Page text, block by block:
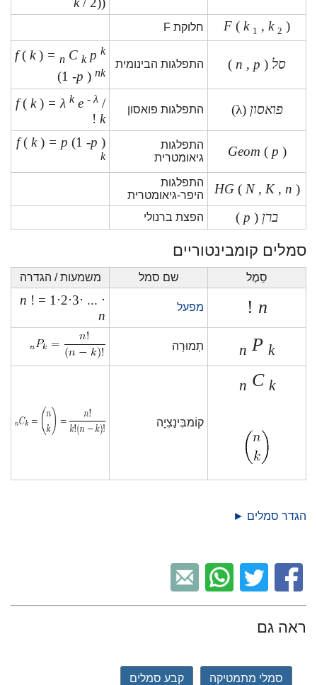
F ( k 1 , k 2 חלוקת F
סל(
n , p
) התפלגות הבינומית
f (k ) = nCkp
(1-p )nk
פואסון(λ) התפלגות פואסון f (k ) = λ ke- λ
!
Geom( p)
התפלגות
גיאומטרית
f (k ) = p(1-p
HG(N ,K , n)
התפלגות
היפר-גיאומטרית
ברן(
p
) הפצת ברנולי
סמלים קומבינטוריים
סֵמֶל שם סמל משמעות / הגדרה
n
! מפעל n ! = 1⋅2⋅3⋅ ... ⋅
nP תְמוּרָה
nC
קוֹמבִּינַצִיָה
הגדר סמלים ►
ראה גם
סמלי מתמטיקה קבע סמלים